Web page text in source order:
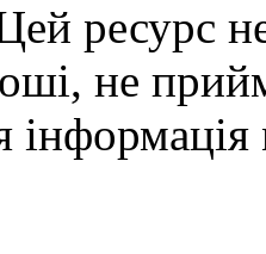
ресурс
не